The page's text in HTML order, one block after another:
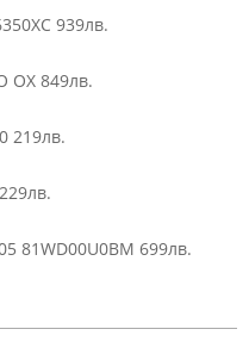
939лв.
OX 849лв.
219лв.
81WD00U0BM 699лв.